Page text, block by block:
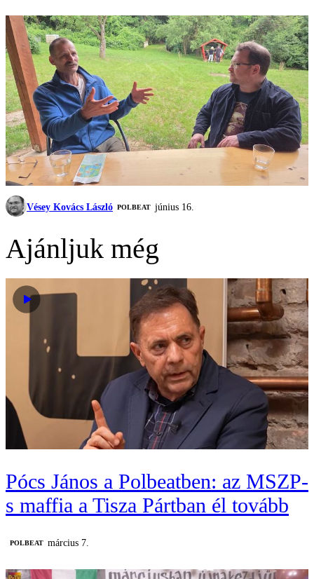
Vésey Kovács László ‎POLBEAT június 16.
Ajánljuk még
Pócs János a Polbeatben: az MSZP-
s maffia a Tisza Pártban él tovább
‎POLBEAT március 7.